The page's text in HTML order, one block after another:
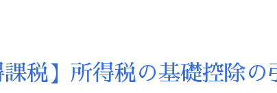
課税】所得税の基礎控除